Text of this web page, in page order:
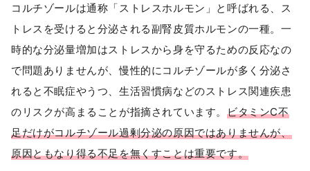
コルチゾールは通称「ストレスホルモン」と呼ばれる、ス
トレスを受けると分泌される副腎皮質ホルモンの一種。一
時的な分泌量増加はストレスから身を守るための反応なの
で問題ありませんが、慢性的にコルチゾールが多く分泌さ
れると不眠症やうつ、生活習慣病などのストレス関連疾患
のリスクが高まることが指摘されています。ビタミンC不
足だけがコルチゾール過剰分泌の原因ではありませんが、
原因ともなり得る不足を無くすことは重要です。